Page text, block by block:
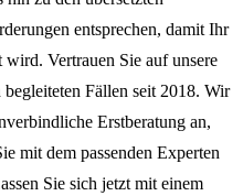
entsprechen, damit Ihr
Vertrauen Sie auf unsere
Fällen seit 2018. Wir
Erstberatung an,
mit dem passenden Experten
Sie sich jetzt mit einem